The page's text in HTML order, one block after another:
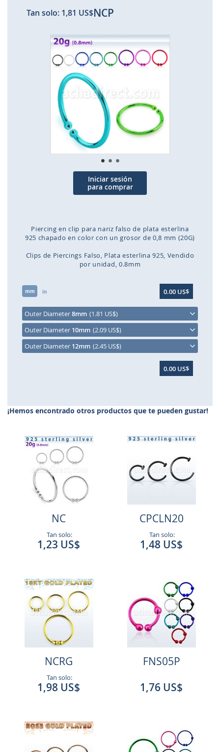
Tan solo: 1,81 US$NCP
Saltar
al
final
de
de
imágenes
Iniciar sesión
para comprar
Piercing en clip para nariz falso de plata esterlina
925 chapado en color con un grosor de 0,8 mm (20G)
Clips de Piercings Falso Plata esterlina 925 Vendido
por unidad 0.8mm
de
la
galería
de
imágenes
mm in 0.00 US$
Outer Diameter8mm (1.81 US$)
Outer Diameter 10mm (2.09 US$)
Outer Diameter 12mm (2.45 US$)
0.00 US$
¡Hemos encontrado otros productos que te pueden gustar!
NC
Tan solo:
1,23 US$
CPCLN20
Tan solo:
1,48 US$
NCRG
Tan solo:
1,98 US$
FNS05P
1,76 US$